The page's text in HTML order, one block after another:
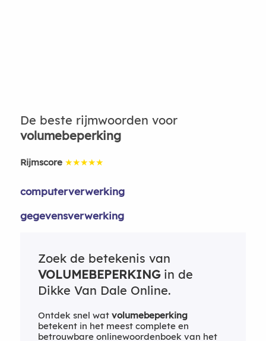
De beste rijmwoorden voor
volumebeperking
Rijmscore ★★★★★
computerverwerking
gegevensverwerking
Zoek de betekenis van
VOLUMEBEPERKINGin de
Dikke Van Dale Online.
Ontdek snel wat volumebeperking
betekent in het meest complete en
betrouwbare onlinewoordenboek van het